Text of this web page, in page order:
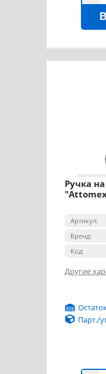
Ручка
Артикул:
Бренд:
Код:
Другие
Парт./